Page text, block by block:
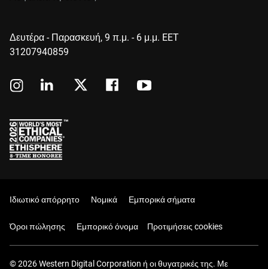
Δευτέρα - Παρασκευή, 9 π.μ. - 6 μ.μ. EET
31207940859
Ιδιωτικό απόρρητο Νομικά Εμπορικά σήματα
Όροι πώλησης Εμπορικό όνομα Προτιμήσεις cookies
© 2026 Western Digital Corporation ή οι θυγατρικές της. Με